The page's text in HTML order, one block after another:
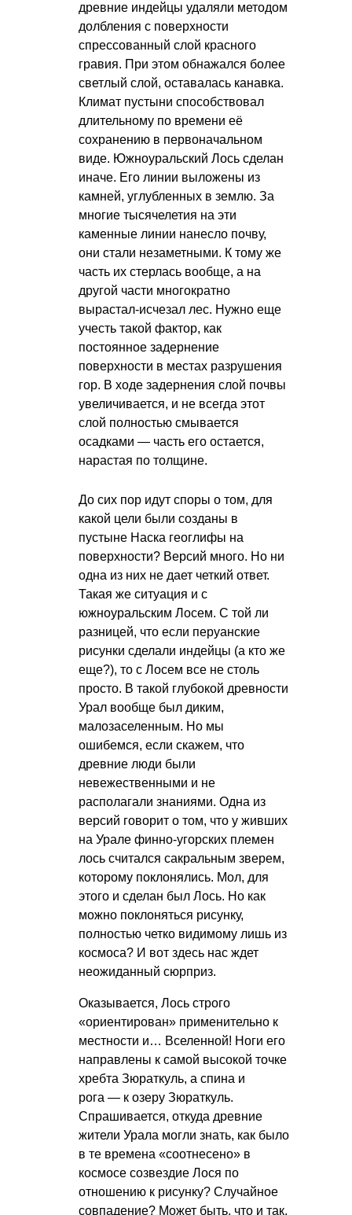
древние индейцы удаляли методом
долбления с поверхности
спрессованный слой красного
гравия. При этом обнажался более
светлый слой, оставалась канавка.
Климат пустыни способствовал
длительному по времени её
сохранению в первоначальном
виде. Южноуральский Лось сделан
иначе. Его линии выложены из
камней, углубленных в землю. За
многие тысячелетия на эти
каменные линии нанесло почву,
они стали незаметными. К тому же
часть их стерлась вообще, а на
другой части многократно
вырастал-исчезал лес. Нужно еще
учесть такой фактор, как
постоянное задернение
поверхности в местах разрушения
гор. В ходе задернения слой почвы
увеличивается, и не всегда этот
слой полностью смывается
осадками — часть его остается,
нарастая по толщине.
До сих пор идут споры о том, для
какой цели были созданы в
пустыне Наска геоглифы на
поверхности? Версий много. Но ни
одна из них не дает четкий ответ.
Такая же ситуация и с
южноуральским Лосем. С той ли
разницей, что если перуанские
рисунки сделали индейцы (а кто же
еще?), то с Лосем все не столь
просто. В такой глубокой древности
Урал вообще был диким,
малозаселенным. Но мы
ошибемся, если скажем, что
древние люди были
невежественными и не
располагали знаниями. Одна из
версий говорит о том, что у живших
на Урале финно-угорских племен
лось считался сакральным зверем,
которому поклонялись. Мол, для
этого и сделан был Лось. Но как
можно поклоняться рисунку,
полностью четко видимому лишь из
космоса? И вот здесь нас ждет
неожиданный сюрприз.
Оказывается, Лось строго
«ориентирован» применительно к
местности и… Вселенной! Ноги его
направлены к самой высокой точке
хребта Зюраткуль, а спина и
рога — к озеру Зюраткуль.
Спрашивается, откуда древние
жители Урала могли знать, как было
в те времена «соотнесено» в
космосе созвездие Лося по
отношению к рисунку? Случайное
совпадение? Может быть, что и так.